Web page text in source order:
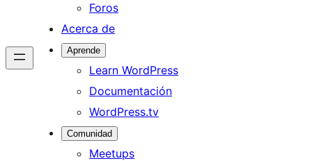
Foros
Acerca de
Aprende
Learn WordPress
Documentación
WordPress.tv
Comunidad
Meetups